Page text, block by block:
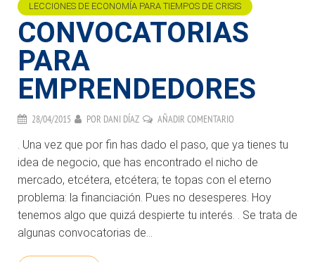
LECCIONES DE ECONOMÍA PARA TIEMPOS DE CRISIS
CONVOCATORIAS
PARA
EMPRENDEDORES
28/04/2015 POR DANI DÍAZ AÑADIR COMENTARIO
. Una vez que por fin has dado el paso, que ya tienes tu
idea de negocio, que has encontrado el nicho de
mercado, etcétera, etcétera; te topas con el eterno
problema: la financiación. Pues no desesperes. Hoy
tenemos algo que quizá despierte tu interés. . Se trata de
algunas convocatorias de...